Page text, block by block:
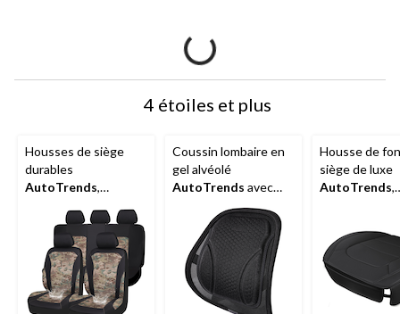
4 étoiles et plus
Housses de siège
durables
AutoTrends,
camouflage, paq. 3
Coussin lombaire en
gel alvéolé
AutoTrends avec
sangles réglables
Housse de
siège de luxe
AutoTrends,